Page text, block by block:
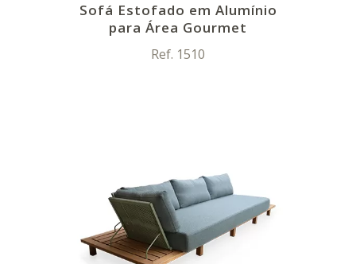
Sofá Estofado em Alumínio
para Área Gourmet
Ref. 1510